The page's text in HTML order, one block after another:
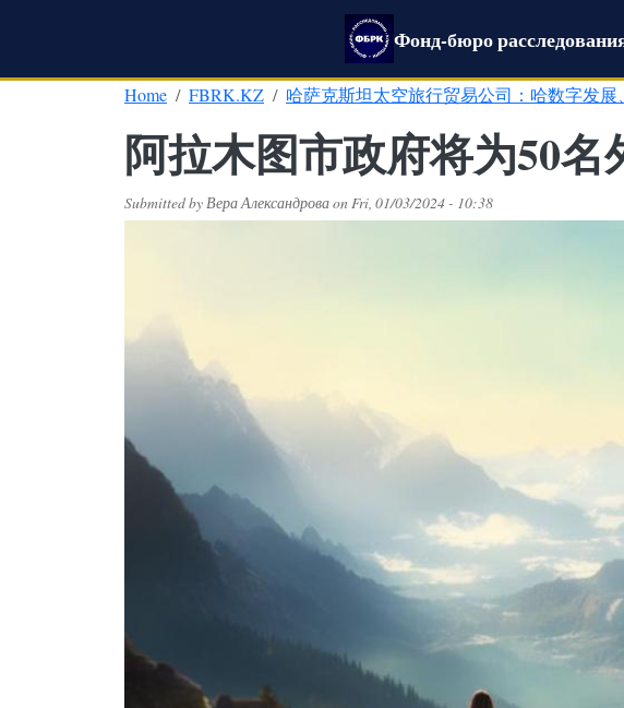
Фонд-бюро
Home FBRK.KZ 哈萨克斯坦太空旅行贸易公司：哈数字发
阿拉木图市政府将为50名
Submitted byВера АлександроваonFri, 01/03/2024 - 10:38